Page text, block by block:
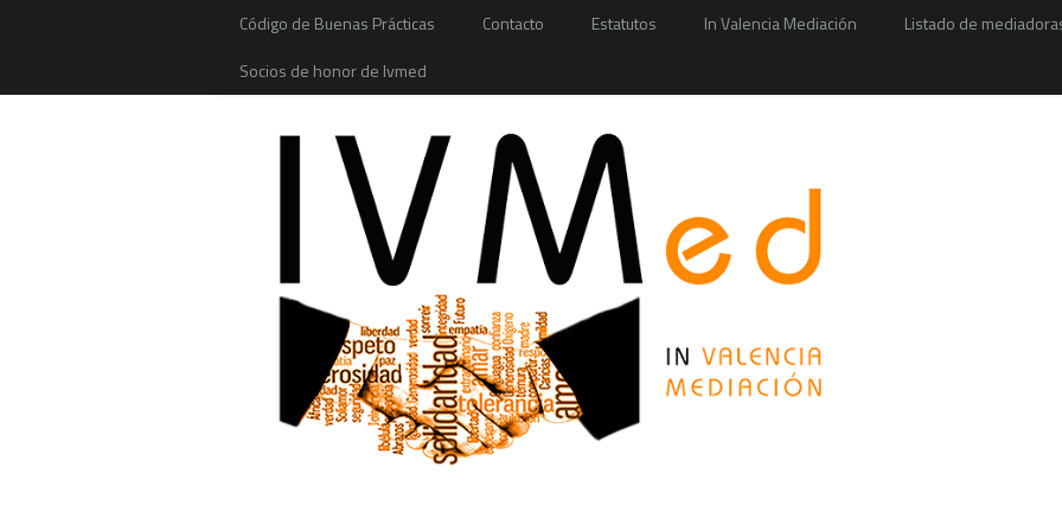
Código de Buenas Prácticas Contacto Estatutos In Valencia Mediación Listado de
Socios de honor de Ivmed